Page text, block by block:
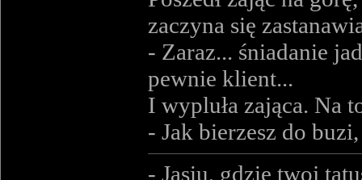
zaczyna się
- Zaraz... śniadanie
pewnie klient...
I wypluła zająca. Na
- Jak bierzesz do
- Jasiu, gdzie twoj